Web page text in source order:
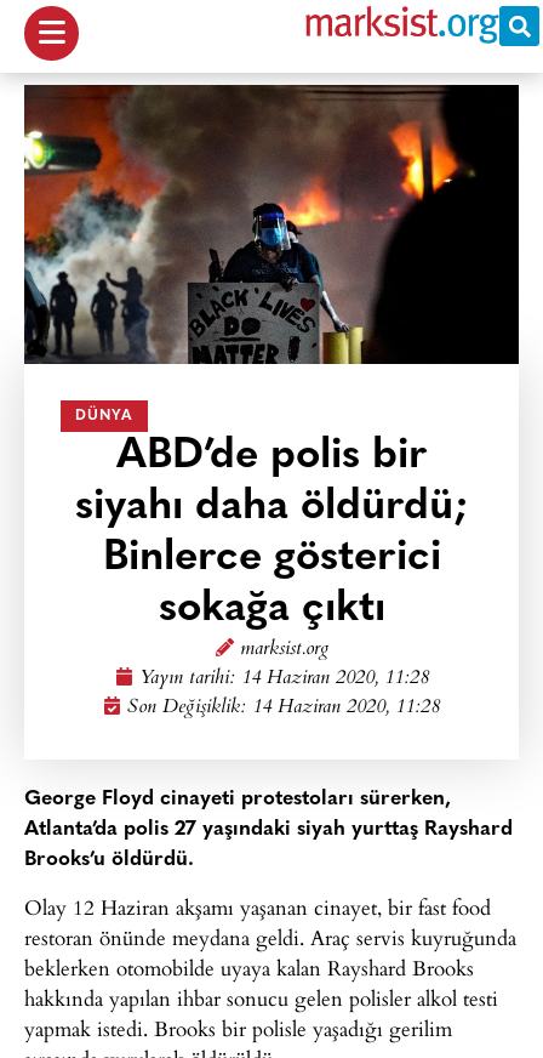
DÜNYA
ABD’de polis bir
siyahı daha öldürdü;
Binlerce gösterici
sokağa çıktı
marksist.org
Yayın tarihi: 14 Haziran 2020, 11:28
Son Değişiklik: 14 Haziran 2020, 11:28
George Floyd cinayeti protestoları sürerken,
Atlanta’da polis 27 yaşındaki siyah yurttaş Rayshard
Brooks’u öldürdü.
Olay 12 Haziran akşamı yaşanan cinayet, bir fast food
restoran önünde meydana geldi. Araç servis kuyruğunda
beklerken otomobilde uyaya kalan Rayshard Brooks
hakkında yapılan ihbar sonucu gelen polisler alkol testi
yapmak istedi. Brooks bir polisle yaşadığı gerilim